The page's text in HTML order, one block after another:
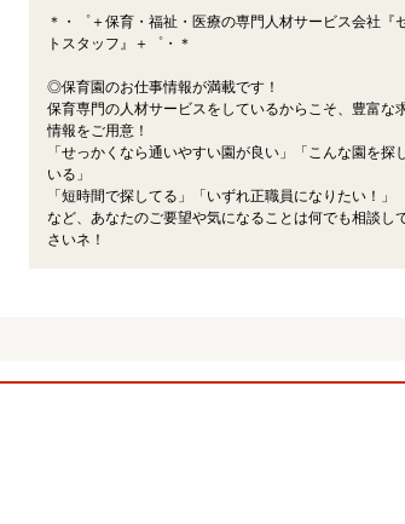
＊・゜＋保育・福祉・医療の専門人材サービス会社『
トスタッフ』＋゜・＊
◎保育園のお仕事情報が満載です！
保育専門の人材サービスをしているからこそ、豊富な
情報をご用意！
「せっかくなら通いやすい園が良い」「こんな園を探
いる」
「短時間で探してる」「いずれ正職員になりたい！」
など、あなたのご要望や気になることは何でも相談し
さいネ！